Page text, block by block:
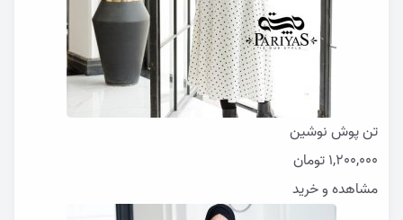
تن پوش نوشین
1,200,000تومان
مشاهده و خرید